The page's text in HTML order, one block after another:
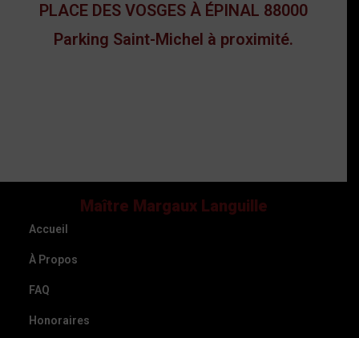
PLACE DES VOSGES À ÉPINAL 88000
Parking Saint-Michel à proximité.
Maître Margaux Languille
Accueil
À Propos
FAQ
Honoraires